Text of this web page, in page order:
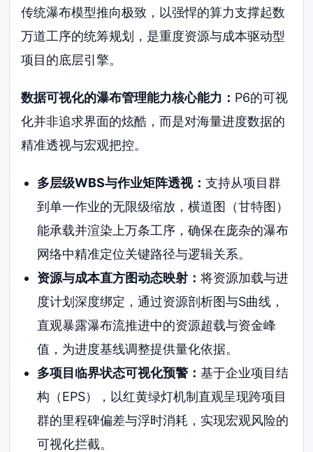
传统瀑布模型推向极致，以强悍的算力支撑起数
万道工序的统筹规划，是重度资源与成本驱动型
项目的底层引擎。
数据可视化的瀑布管理能力核心能力： P6的可视
化并非追求界面的炫酷，而是对海量进度数据的
精准透视与宏观把控。
多层级WBS与作业矩阵透视： 支持从项目群
到单一作业的无限级缩放，横道图（甘特图）
能承载并渲染上万条工序，确保在庞杂的瀑布
网络中精准定位关键路径与逻辑关系。
资源与成本直方图动态映射： 将资源加载与进
度计划深度绑定，通过资源剖析图与S曲线，
直观暴露瀑布流推进中的资源超载与资金峰
值，为进度基线调整提供量化依据。
多项目临界状态可视化预警： 基于企业项目结
构（EPS），以红黄绿灯机制直观呈现跨项目
群的里程碑偏差与浮时消耗，实现宏观风险的
可视化拦截。